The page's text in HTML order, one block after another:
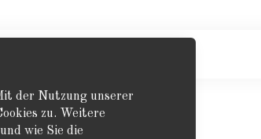
der Nutzung unserer
zu. Weitere
wie Sie die